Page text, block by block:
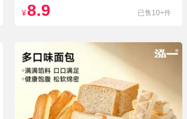
¥ 8.9 已售10+件